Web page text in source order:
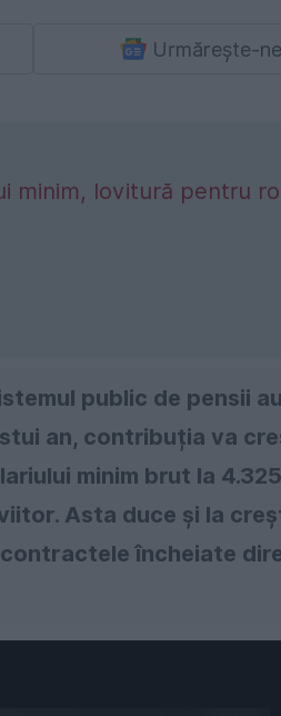
Urmărește-
minim, lovitură pentru
public de pensii
an, contribuția va
minim brut la
Asta duce și la
încheiate